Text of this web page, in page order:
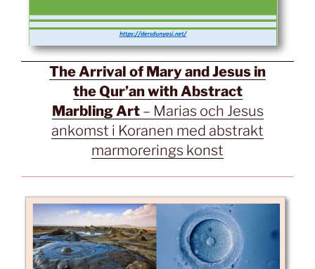
The Arrival of Mary and Jesus in
the Qur’an with Abstract
Marbling Art– Marias och Jesus
ankomst i Koranen med abstrakt
marmorerings konst